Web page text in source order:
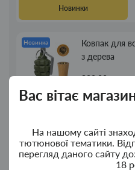
Вас вітає
На нашому сайті
тютюнової тематики.
перегляд даного сайту
18
Новинки
Новинка
Ковпак для
з дерева
380.00грн.
350.00грн.